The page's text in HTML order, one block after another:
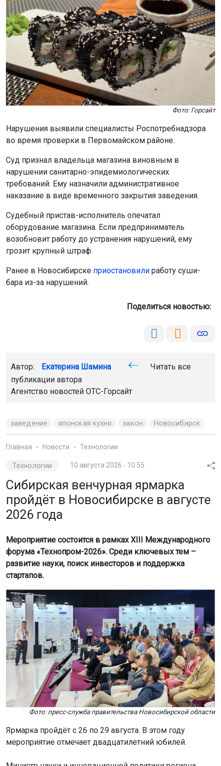
Фото: Горсайт
Нарушения выявили специалисты Роспотребнадзора
во время проверки в Первомайском районе.
Суд признал владельца магазина виновным в
нарушении санитарно-эпидемиологических
требований. Ему назначили административное
наказание в виде временного закрытия заведения.
Судебный пристав-исполнитель опечатал
оборудование магазина. Если предприниматель
возобновит работу до устранения нарушений, ему
грозит крупный штраф.
Ранее в Новосибирске приостановили работу суши-
бара из-за нарушений.
Поделиться новостью:
Автор: Екатерина Шамина
Читать все
публикации автора
Агентство новостей ОТС-Горсайт
заведение японская кухня закон Новосибирск
Главная Новости Технологии
Технологии 10 августа 2026 - 10:55
Сибирская венчурная ярмарка
пройдёт в Новосибирске в августе
2026 года
Мероприятие состоится в рамках XIII Международного
форума «Технопром-2026». Среди ключевых тем –
развитие науки, поиск инвесторов и поддержка
стартапов.
Фото: пресс-служба правительства Новосибирской области
Ярмарка пройдёт с 26 по 29 августа. В этом году
мероприятие отмечает двадцатилетний юбилей.